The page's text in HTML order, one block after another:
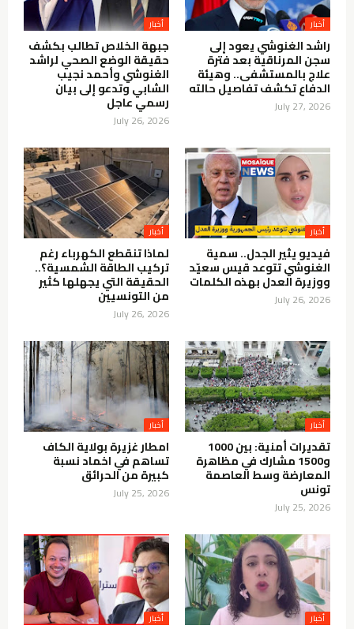
أخبار
راشد الغنوشي يعود إلى
سجن المرناقية بعد فترة
علاج بالمستشفى.. وهيئة
الدفاع تكشف تفاصيل حالته
July 27, 2026
أخبار
جبهة الخلاص تطالب بكشف
حقيقة الوضع الصحي لراشد
الغنوشي وأحمد نجيب
الشابي وتدعو إلى بيان
رسمي عاجل
July 26, 2026
أخبار
فيديو يثير الجدل.. سمية
الغنوشي تتوعد قيس سعيّد
ووزيرة العدل بهذه الكلمات
July 26, 2026
أخبار
لماذا تنقطع الكهرباء رغم
تركيب الطاقة الشمسية؟..
الحقيقة التي يجهلها كثير
من التونسيين
July 26, 2026
أخبار
تقديرات أمنية: بين 1000
و1500 مشارك في مظاهرة
المعارضة وسط العاصمة
تونس
July 25, 2026
أخبار
امطار غزيرة بولاية الكاف
تساهم في اخماد نسبة
كبيرة من الحرائق
July 25, 2026
أخبار أخبار